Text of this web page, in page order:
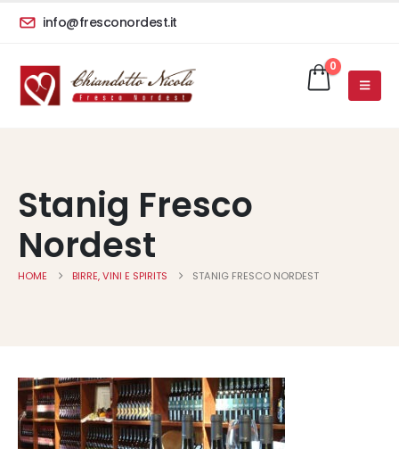
info@fresconordest.it
0
Stanig Fresco
Nordest
HOME BIRRE, VINI E SPIRITS STANIG FRESCO NORDEST